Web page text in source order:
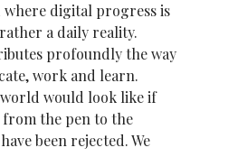
where digital progress is
a daily reality.
profoundly the way
work and learn.
would look like if
the pen to the
been rejected. We